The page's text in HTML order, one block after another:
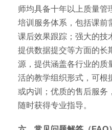
师均具备十年以上质量管
培训服务体系，包括课前
课后效果跟踪；强大的技
提供数据提交等方面的长
源，提供涵盖各行业的质
活的教学组织形式，可根
或内训；优质的售后服务
随时获得专业指导。